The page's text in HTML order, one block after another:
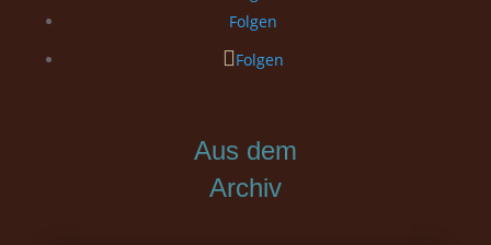
Folgen
Folgen
Aus dem
Archiv